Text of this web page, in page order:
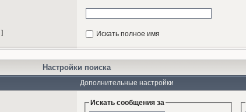
] Искать полное имя
Настройки поиска
Дополнительные настройки
Искать сообщения за